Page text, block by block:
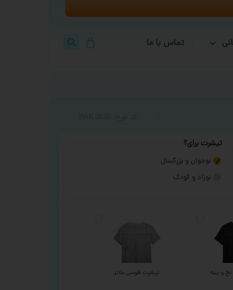
تماس با ما
تیشرت برای؟
نوجوان و بزرگسال
نوزاد و کودک
و پنبه تیشرت طوسی ملانژ